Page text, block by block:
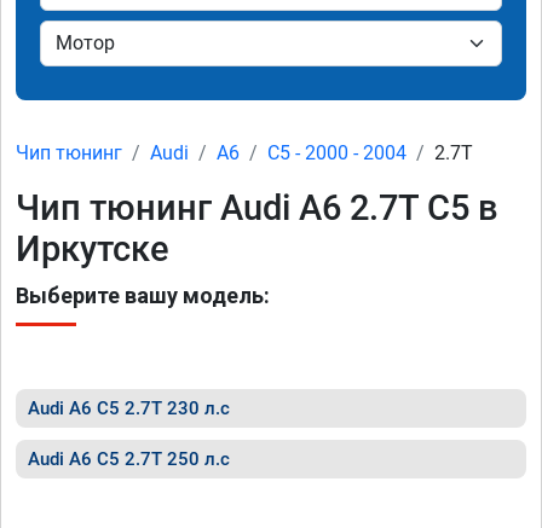
Чип тюнинг Audi A6 C5 - 2000 - 2004 2.7T
Чип тюнинг Audi A6 2.7T C5 в
Иркутске
Выберите вашу модель:
Audi A6 C5 2.7T 230 л.с
Audi A6 C5 2.7T 250 л.с